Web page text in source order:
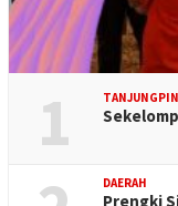
1
DAERAH
Prengki